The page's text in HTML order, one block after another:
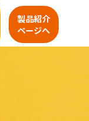
製品紹介
ページへ